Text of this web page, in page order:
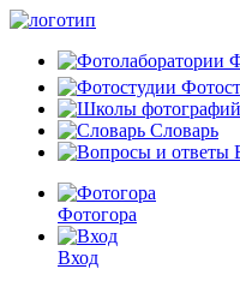
Словарь
Фотогора
Вход